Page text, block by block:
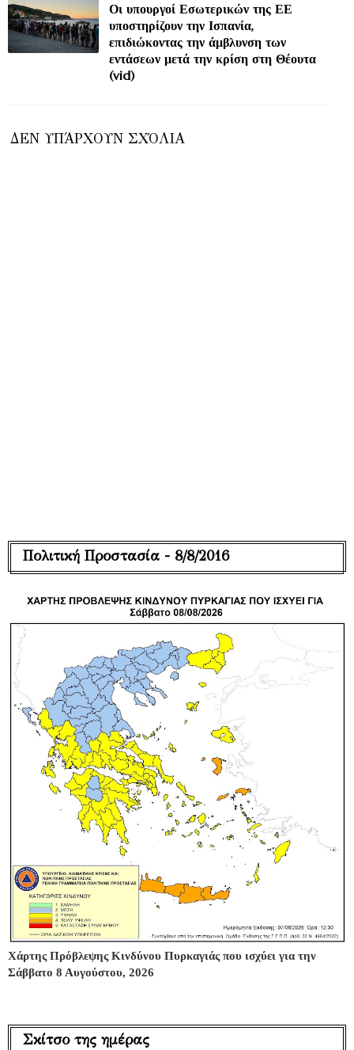
Οι υπουργοί Εσωτερικών της ΕΕ
υποστηρίζουν την Ισπανία,
επιδιώκοντας την άμβλυνση των
εντάσεων μετά την κρίση στη Θέουτα
(vid)
ΔΕΝ ΥΠΆΡΧΟΥΝ ΣΧΌΛΙΑ
Πολιτική Προστασία - 8/8/2016
Χάρτης Πρόβλεψης Κινδύνου Πυρκαγιάς που ισχύει για την
Σάββατο 8 Αυγούστου, 2026
Σκίτσο της ημέρας